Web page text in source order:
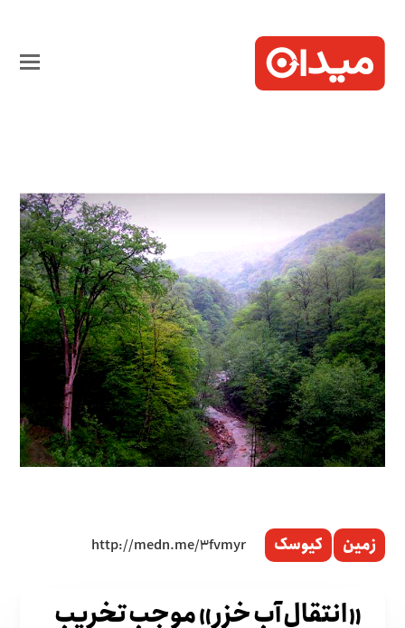
زمین کیوسک
«انتقال آب خزر» موجب تخریب